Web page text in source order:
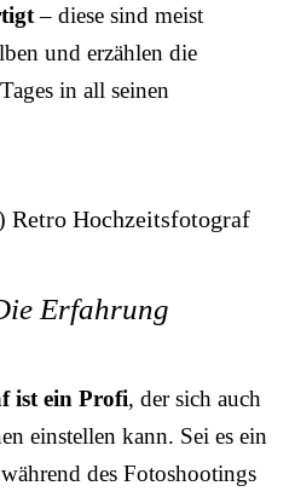
– diese sind meist
und erzählen die
in all seinen
Erfahrung
ist ein Profi, der sich auch
einstellen kann. Sei es ein
des Fotoshootings